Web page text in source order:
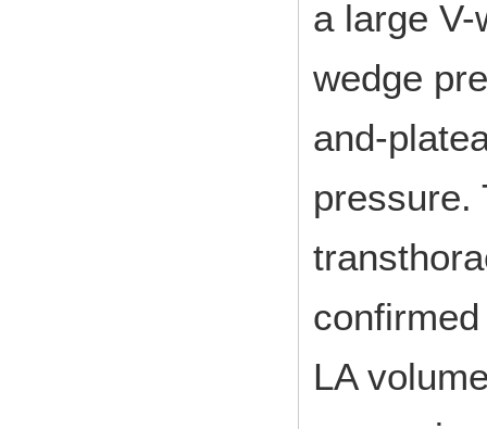
a large
wedge
and-
pressure.
LA